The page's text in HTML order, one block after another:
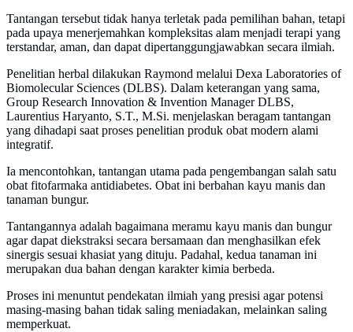
Tantangan tersebut tidak hanya terletak pada pemilihan bahan, tetapi
pada upaya menerjemahkan kompleksitas alam menjadi terapi yang
terstandar, aman, dan dapat dipertanggungjawabkan secara ilmiah.
Penelitian herbal dilakukan Raymond melalui Dexa Laboratories of
Biomolecular Sciences (DLBS). Dalam keterangan yang sama,
Group Research Innovation & Invention Manager DLBS,
Laurentius Haryanto, S.T., M.Si. menjelaskan beragam tantangan
yang dihadapi saat proses penelitian produk obat modern alami
integratif.
Ia mencontohkan, tantangan utama pada pengembangan salah satu
obat fitofarmaka antidiabetes. Obat ini berbahan kayu manis dan
tanaman bungur.
Tantangannya adalah bagaimana meramu kayu manis dan bungur
agar dapat diekstraksi secara bersamaan dan menghasilkan efek
sinergis sesuai khasiat yang dituju. Padahal, kedua tanaman ini
merupakan dua bahan dengan karakter kimia berbeda.
Proses ini menuntut pendekatan ilmiah yang presisi agar potensi
masing-masing bahan tidak saling meniadakan, melainkan saling
memperkuat.